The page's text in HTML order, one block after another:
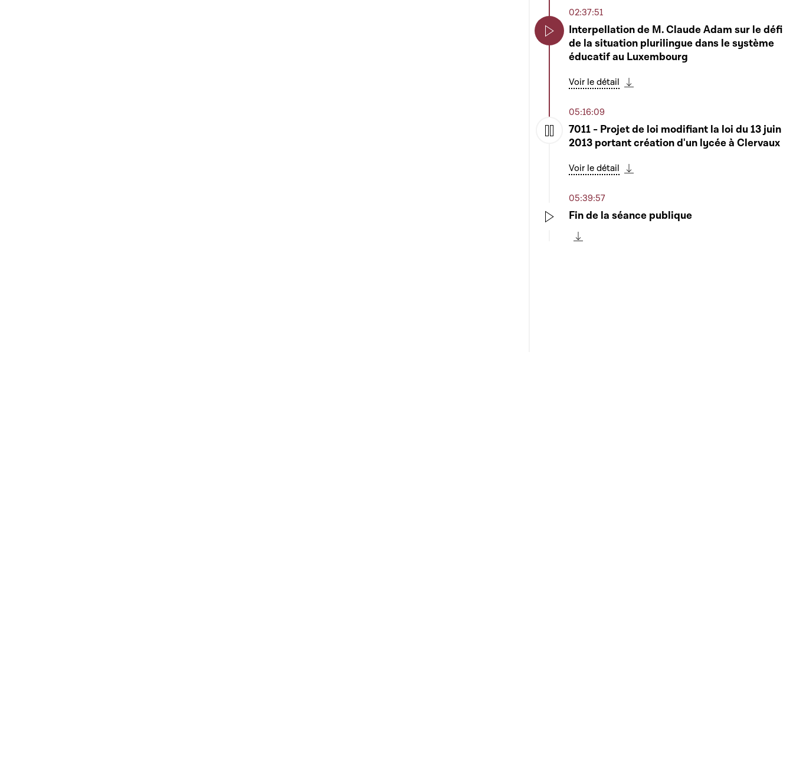
02:37:51
Interpellation de M. Claude Adam sur le défi
de la situation plurilingue dans le système
éducatif au Luxembourg
Voir le détail
05:16:09
7011 - Projet de loi modifiant la loi du 13 juin
2013 portant création d'un lycée à Clervaux
Voir le détail
Play
05:39:57
Fin de la séance publique